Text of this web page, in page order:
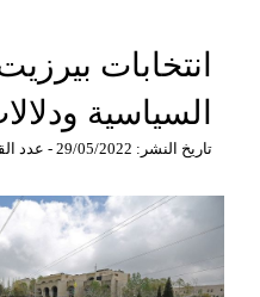
انتخابات
السياسية
تاريخ النشر: 29/05/2022 - عدد القراءات: 4785